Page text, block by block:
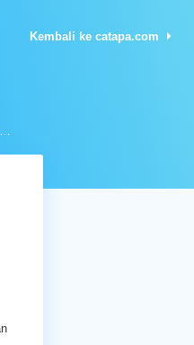
Kembali ke catapa.com
Unduh Laporan Hak Akses dalam Format Excel